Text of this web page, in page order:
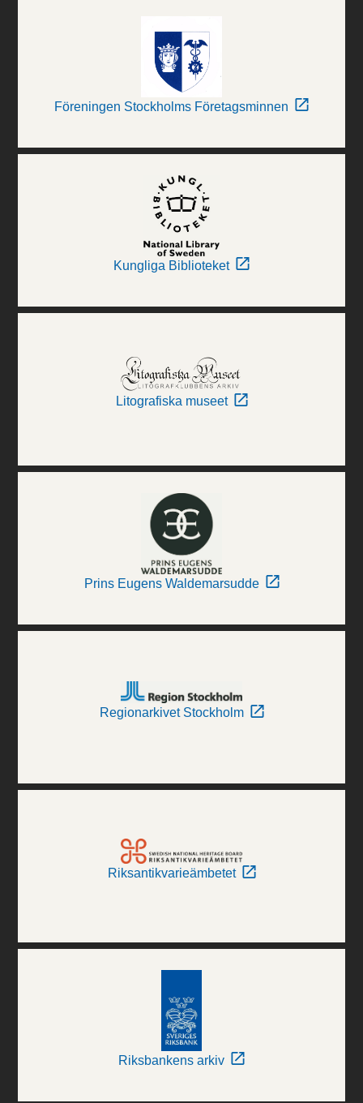
Föreningen Stockholms Företagsminnen
Kungliga Biblioteket
Litografiska museet
Prins Eugens Waldemarsudde
Regionarkivet Stockholm
Riksantikvarieämbetet
Riksbankens arkiv